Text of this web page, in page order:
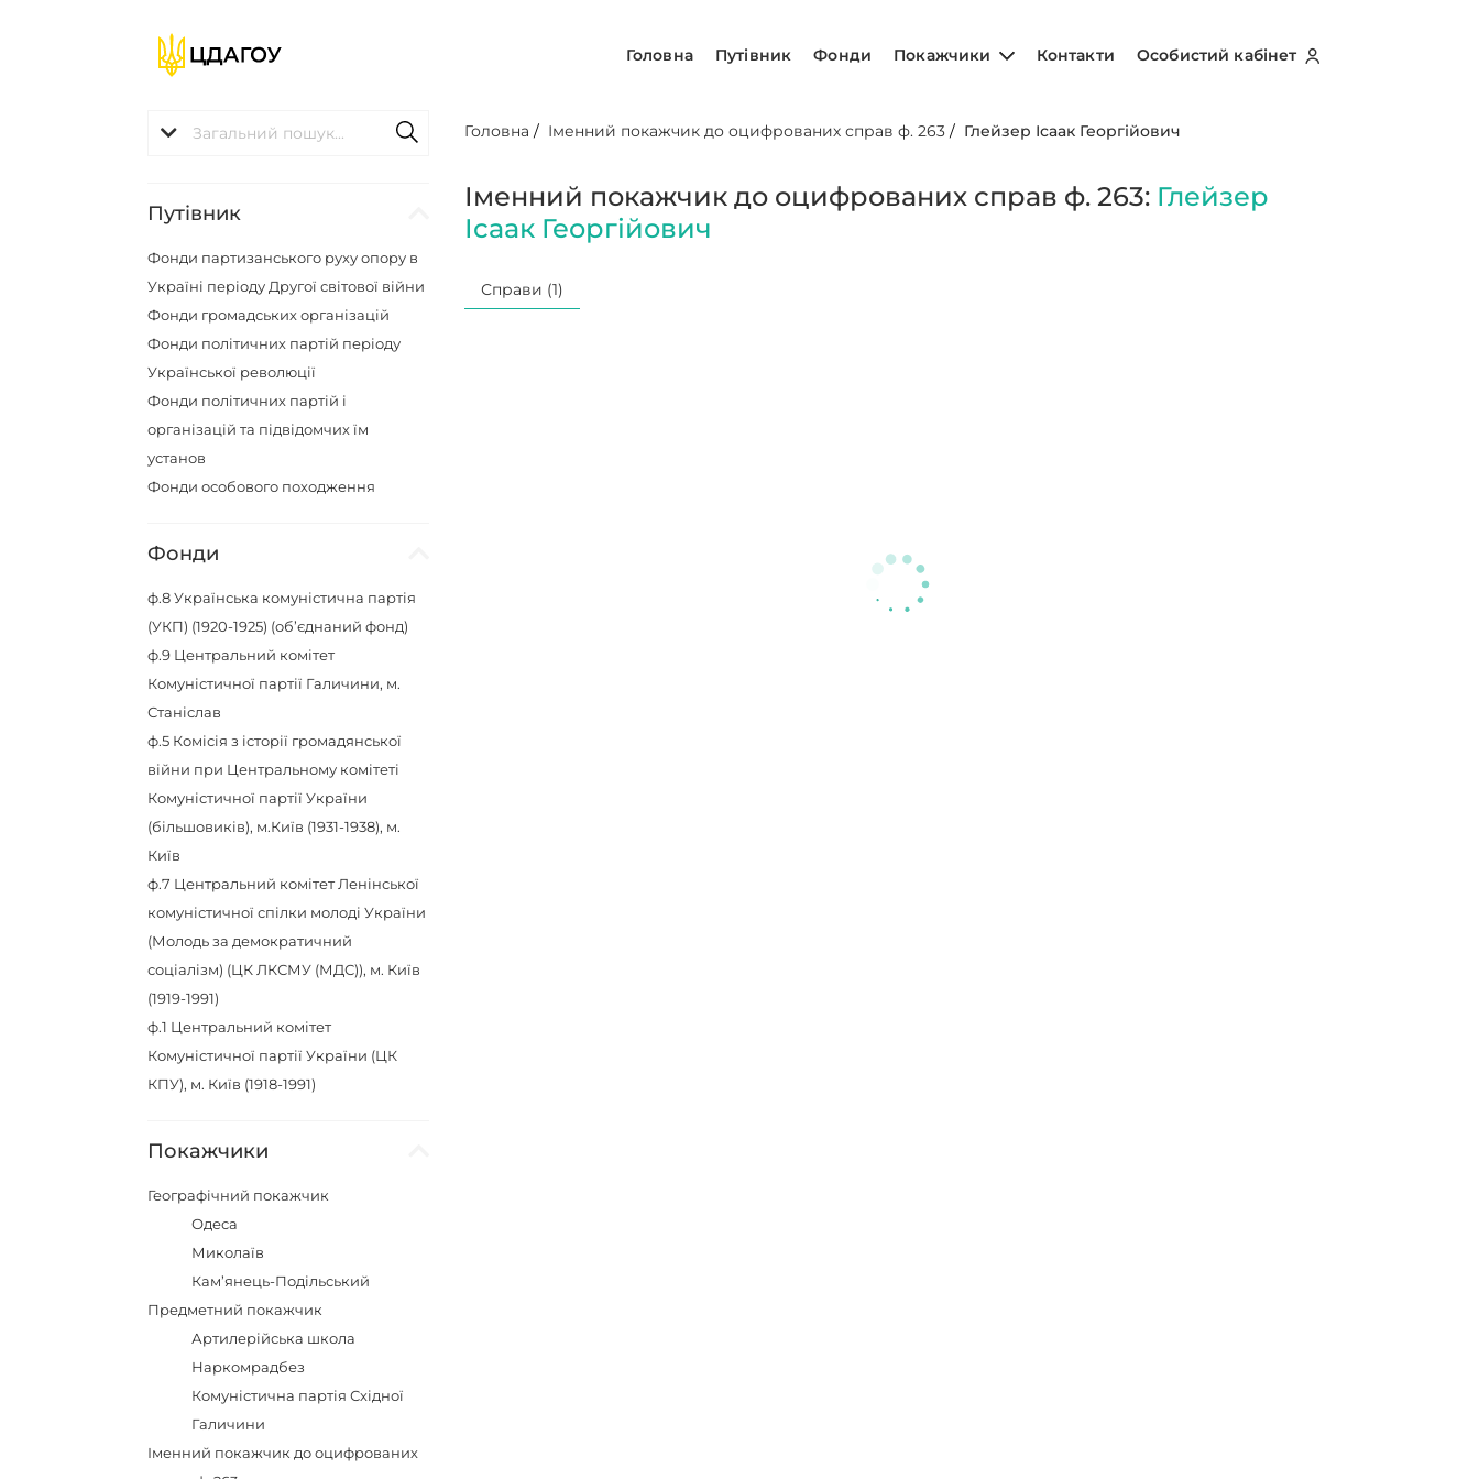
Головна Путівник Фонди Покажчики Контакти Особистий кабінет
Путівник
Фонди партизанського руху опору в
Україні періоду Другої світової війни
Фонди громадських організацій
Фонди політичних партій періоду
Української революції
Фонди політичних партій і
організацій та підвідомчих їм
установ
Фонди особового походження
Фонди
ф.8Українська комуністична партія
(УКП) (1920-1925) (об’єднаний фонд)
ф.9 Центральний комітет
Комуністичної партії Галичини, м.
Станіслав
ф.5 Комісія з історії громадянської
війни при Центральному комітеті
Комуністичної партії України
(більшовиків), м.Київ (1931-1938), м.
Київ
ф.7 Центральний комітет Ленінської
комуністичної спілки молоді України
(Молодь за демократичний
соціалізм) (ЦК ЛКСМУ (МДС)), м. Київ
(1919-1991)
ф.1 Центральний комітет
Комуністичної партії України (ЦК
КПУ), м. Київ (1918-1991)
Покажчики
Географічний покажчик
Одеса
Миколаїв
Кам’янець-Подільський
Предметний покажчик
Артилерійська школа
Наркомрадбез
Комуністична партія Східної
Галичини
Іменний покажчик до оцифрованих
Головна / Іменний покажчик до оцифрованих справ ф. 263 / Глейзер Ісаак Георгійович
Іменний покажчик до оцифрованих справ ф. 263: Глейзер
Ісаак Георгійович
Справи (1)